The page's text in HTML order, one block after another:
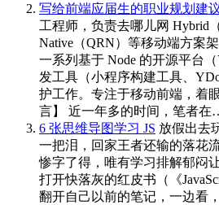
写给前端应届生的职业规划建
工程师，负责去哪儿网 Hybrid
Native（QRN）等移动端方案
一系列基于 Node 的开源平台
发工具（小程序构建工具、
护工作。专注于移动前端，着
言】 近一年多的时间，笔者在
6 张思维导图学习 JS 放假出去
一把泪，回家王者还输的落花
惨字了得，唯有学习排解郁闷
打开快落灰的红皮书（《
翻开自己以前的笔记，一边看